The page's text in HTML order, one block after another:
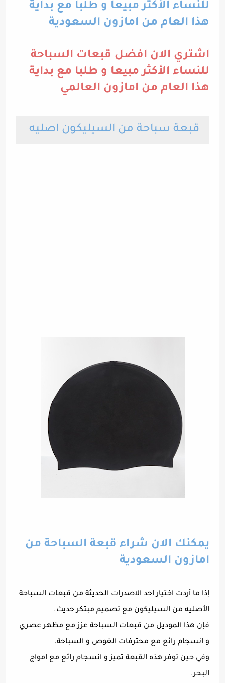
للنساء الأكثر مبيعا و طلبا مع بداية
هذا العام من امازون السعودية
اشتري الان افضل قبعات السباحة
للنساء الأكثر مبيعا و طلبا مع بداية
هذا العام من امازون العالمي
قبعة سباحة من السيليكون اصليه
يمكنك الان شراء قبعة السباحة من
امازون السعودية
إذا ما أردت اختيار احد الاصدرات الحديثة من قبعات السباحة
الأصليه من السيليكون مع تصميم مبتكر حديث.
فإن هذا الموديل من قبعات السباحة عزز مع مظهر عصري
و انسجام رائع مع محترفات الغوص و السباحة.
وفي حين توفر هذه القبعة تميز و انسجام رائع مع امواج
البحر.